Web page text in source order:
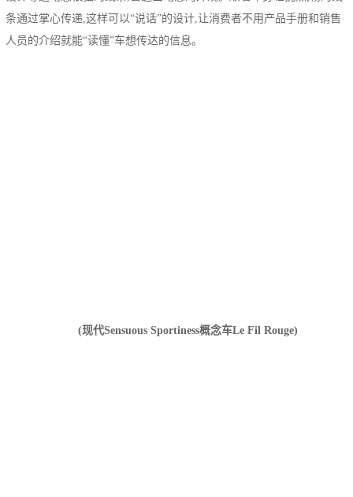
条通过掌心传递,这样可以“说话”的设计,让消费者不用产品手册和销售
人员的介绍就能“读懂”车想传达的信息。
(现代Sensuous Sportiness概念车Le Fil Rouge)